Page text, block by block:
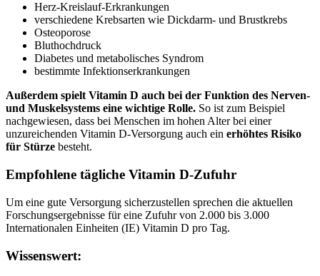
Herz-Kreislauf-Erkrankungen
verschiedene Krebsarten wie Dickdarm- und Brustkrebs
Osteoporose
Bluthochdruck
Diabetes und metabolisches Syndrom
bestimmte Infektionserkrankungen
Außerdem spielt Vitamin D auch bei der Funktion des Nerven-
und Muskelsystems eine wichtige Rolle. So ist zum Beispiel
nachgewiesen, dass bei Menschen im hohen Alter bei einer
unzureichenden Vitamin D-Versorgung auch ein erhöhtes Risiko
für Stürze besteht.
Empfohlene tägliche Vitamin D-Zufuhr
Um eine gute Versorgung sicherzustellen sprechen die aktuellen
Forschungsergebnisse für eine Zufuhr von 2.000 bis 3.000
Internationalen Einheiten (IE) Vitamin D pro Tag.
Wissenswert: